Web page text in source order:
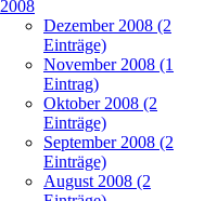
2008
Dezember 2008 (2
Einträge)
November 2008 (1
Eintrag)
Oktober 2008 (2
Einträge)
September 2008 (2
Einträge)
August 2008 (2